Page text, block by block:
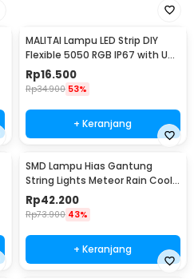
MALITAI Lampu LED Strip DIY
Flexible 5050 RGB IP67 with USB
Controller 1M - SMD2835
Rp16.500
Rp34.900 53%
+ Keranjang
SMD Lampu Hias Gantung
String Lights Meteor Rain Cool
White 30cm 8 PCS
Rp42.200
Rp73.900 43%
+ Keranjang